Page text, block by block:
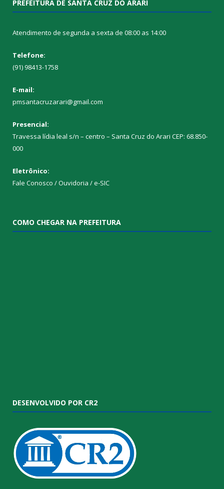
PREFEITURA DE SANTA CRUZ DO ARARI
Atendimento de segunda a sexta de 08:00 as 14:00
Telefone:
(91) 98413-1758
E-mail:
pmsantacruzarari@gmail.com
Presencial:
Travessa lídia leal s/n – centro – Santa Cruz do Arari CEP: 68.850-
000
Eletrônico:
Fale Conosco / Ouvidoria / e-SIC
COMO CHEGAR NA PREFEITURA
DESENVOLVIDO POR CR2